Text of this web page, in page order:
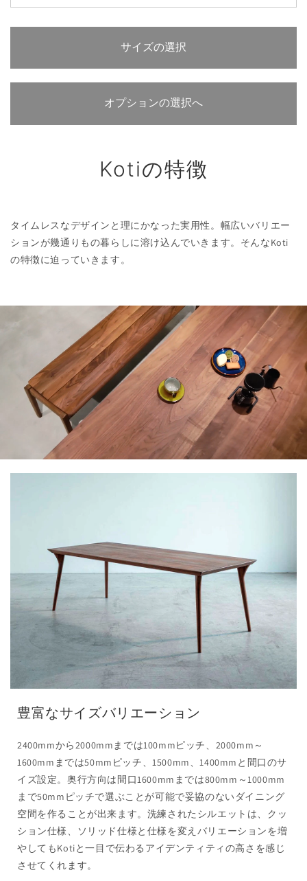
サイズの選択
オプションの選択へ
Kotiの特徴
タイムレスなデザインと理にかなった実用性。幅広いバリエー
ションが幾通りもの暮らしに溶け込んでいきます。そんなKoti
の特徴に迫っていきます。
豊富なサイズバリエーション
2400mmから2000mmまでは100mmピッチ、2000mm～
1600mmまでは50mmピッチ、1500mm、1400mmと間口のサ
イズ設定。奥行方向は間口1600mmまでは800mm～1000mm
まで50mmピッチで選ぶことが可能で妥協のないダイニング
空間を作ることが出来ます。洗練されたシルエットは、クッ
ション仕様、ソリッド仕様と仕様を変えバリエーションを増
やしてもKotiと一目で伝わるアイデンティティの高さを感じ
させてくれます。